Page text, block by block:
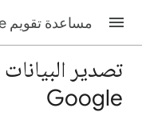
مساعدة تقويم Google
تصدير
Google